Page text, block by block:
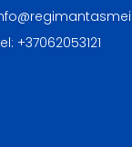
+37062053121